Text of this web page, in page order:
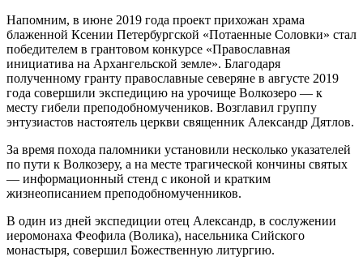
Напомним, в июне 2019 года проект прихожан храма
блаженной Ксении Петербургской «Потаенные Соловки» стал
победителем в грантовом конкурсе «Православная
инициатива на Архангельской земле». Благодаря
полученному гранту православные северяне в августе 2019
года совершили экспедицию на урочище Волкозеро — к
месту гибели преподобномучеников. Возглавил группу
энтузиастов настоятель церкви священник Александр Дятлов.
За время похода паломники установили несколько указателей
по пути к Волкозеру, а на месте трагической кончины святых
— информационный стенд с иконой и кратким
жизнеописанием преподобномученников.
В один из дней экспедиции отец Александр, в сослужении
иеромонаха Феофила (Волика), насельника Сийского
монастыря, совершил Божественную литургию.